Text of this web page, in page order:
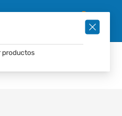
productos